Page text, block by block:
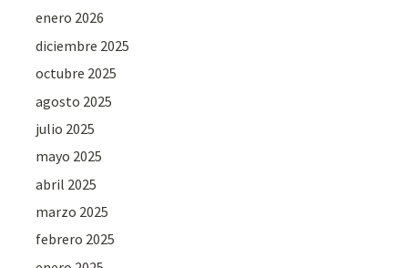
enero 2026
diciembre 2025
octubre 2025
agosto 2025
julio 2025
mayo 2025
abril 2025
marzo 2025
febrero 2025